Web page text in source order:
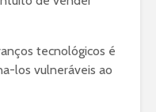
tecnológicos é
los vulneráveis ao